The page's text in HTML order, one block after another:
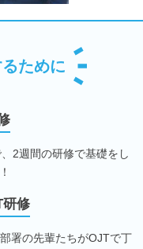
ために
2週間の研修で基礎をし
研修
署の先輩たちがOJTで丁